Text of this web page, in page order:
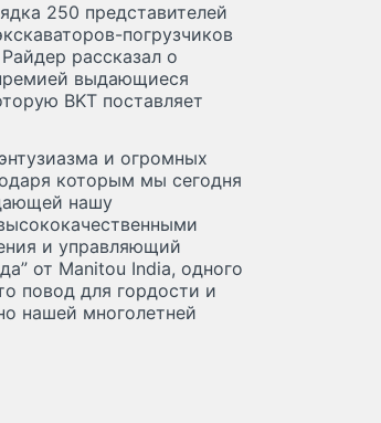
250 представителей
погрузчиков
рассказал о
выдающиеся
BKT поставляет
и огромных
которым мы сегодня
нашу
и управляющий
от Manitou India, одного
повод для гордости и
нашей многолетней